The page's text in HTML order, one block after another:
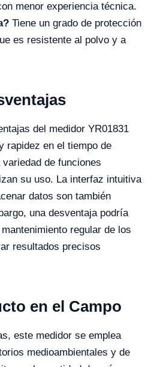
menor experiencia técnica.
Tiene un grado de protección
es resistente al polvo y a
del medidor YR01831
rapidez en el tiempo de
de funciones
su uso. La interfaz intuitiva
datos son también
una desventaja podría
regular de los
resultados precisos
en el Campo
este medidor se emplea
medioambientales y de